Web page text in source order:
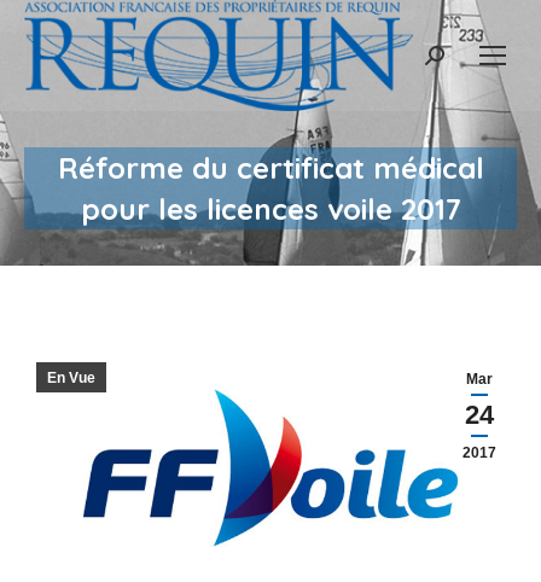
Recherche
Réforme du certificat médical
pour les licences voile 2017
Mar
24
2017
En Vue